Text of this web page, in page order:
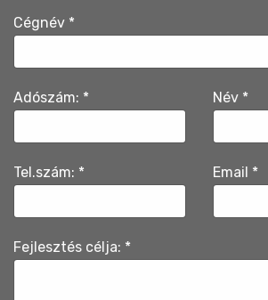
Cégnév *
Adószám: * Név *
Tel.szám: * Email *
Fejlesztés célja: *